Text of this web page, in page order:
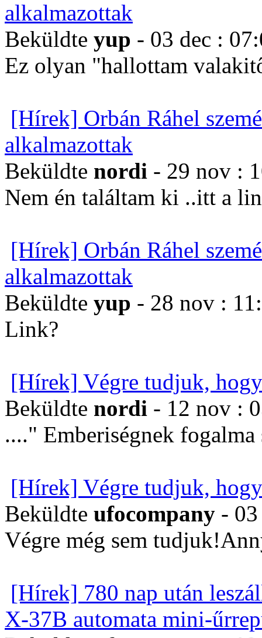
alkalmazottak
Beküldte yup - 03 dec :
Ez olyan "hallottam
[Hírek] Orbán Ráhel
alkalmazottak
Beküldte nordi - 29 nov :
Nem én találtam ki ..itt a
[Hírek] Orbán Ráhel
alkalmazottak
Beküldte yup - 28 nov :
Link?
[Hírek] Végre tudjuk,
Beküldte nordi - 12 nov :
...." Emberiségnek
[Hírek] Végre tudjuk,
Beküldte ufocompany -
Végre még sem
[Hírek] 780 nap után
X-37B automata mini-